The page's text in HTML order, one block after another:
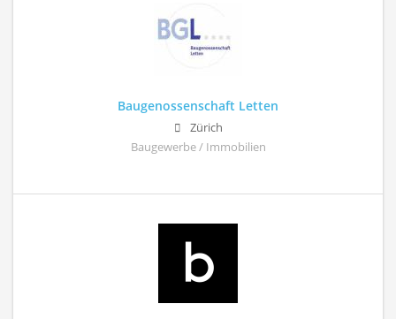
Baugenossenschaft Letten
Zürich
Baugewerbe / Immobilien